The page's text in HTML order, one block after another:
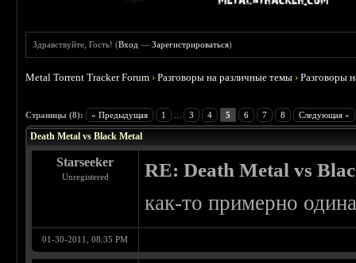
Здравствуйте, Гость! (Вход —Зарегистрироваться)
Metal Torrent Tracker Forum ›Разговоры на различные темы ›Разговоры
Страницы (8): « Предыдущая 1 3 4 5 6 7 8 Следующая »
Death Metal vs Black Metal
Starseeker
Unregistered RE: Death Metal vs
как-то примерно
01-30-2011, 08:35 PM